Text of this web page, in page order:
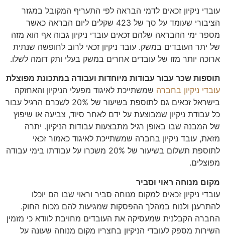
עובדי ניקיון זכאים לדמי הבראה לפי התעריף המקובל במגזר
הציבורי שעומד על סך של 423 שקלים ליום הבראה כאשר
מספר ימי ההבראה שלהם זכאים עובדי ניקיון גבוה אף הוא מזה
של יתר העובדים במשק. עובד ניקיון זכאי לרוב לחופשה שנתית
ארוכה יותר מזו של עובדים אחרים במשק בעלי ותק דומה לשלו.
תוספות שכר עבור עבודות מיוחדות ועבודה במתכונת מפוצלת
עובדי ניקיון בחברה שמשתייכת לאיגוד מפעלי הניקיון והאחזקה
בישראל זכאים גם לתוספת בשיעור של 20% לשכרם הרגיל עבור
כל עבודת ניקיון שמבוצעת על ידם לאחר סיוד, צביעה או שיפוץ
של המבנה שבו באופן רגיל מתבצעות עבודות הניקיון. יתרה
מזאת, עובד ניקיון בחברה שמשתייכת לאיגוד כאמור זכאי
לתוספת תשלום בשיעור של 20% משכרו על עבודתו בימי עבודה
מפוצלים.
מקום מנוחה ראוי וסביר
עובדי ניקיון זכאים למקום מנוחה סביר וראוי שבו הם יוכלו
להתרענן ולנוח במהלך ההפסקות שמגיעות להם מכוח החוק.
החברה הקבלנית שמעסיקה את העובדים מחויבת לוודא כי מזמין
השירות מספק לעובדי הניקיון בחצריו מקום מנוחה שעונה על